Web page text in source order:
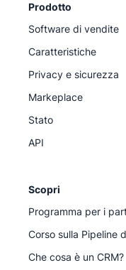
Prodotto
Software di vendite
Caratteristiche
Privacy e sicurezza
Markeplace
Stato
API
Scopri
Programma per i
Corso sulla Pipeline
Che cosa è un CRM?